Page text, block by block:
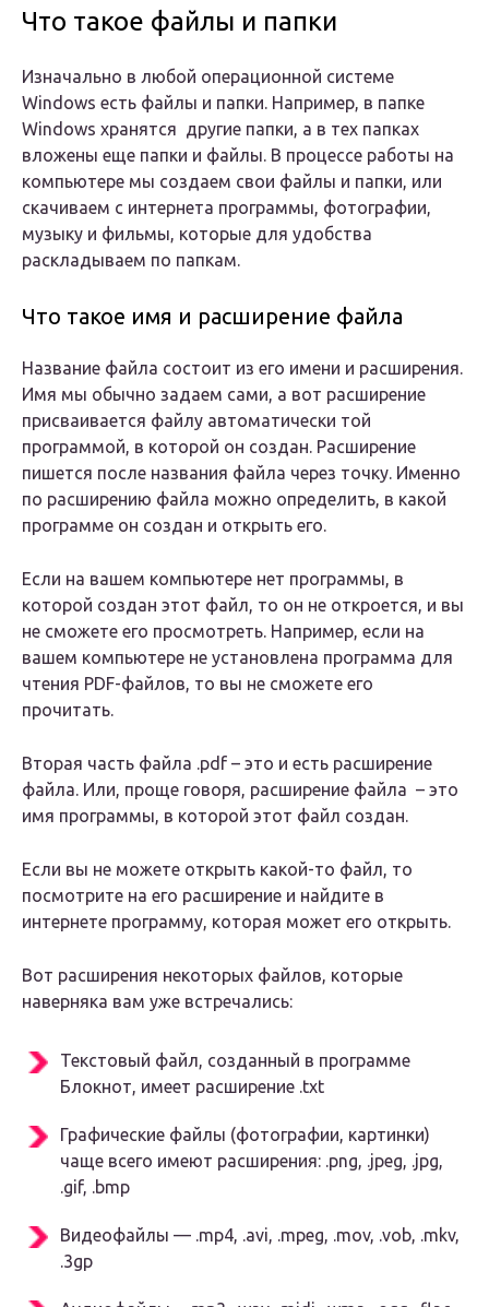
Что такое файлы и папки
Изначально в любой операционной системе
Windows есть файлы и папки. Например, в папке
Windows хранятся другие папки, а в тех папках
вложены еще папки и файлы. В процессе работы на
компьютере мы создаем свои файлы и папки, или
скачиваем с интернета программы, фотографии,
музыку и фильмы, которые для удобства
раскладываем по папкам.
Что такое имя и расширение файла
Название файла состоит из его имени и расширения.
Имя мы обычно задаем сами, а вот расширение
присваивается файлу автоматически той
программой, в которой он создан. Расширение
пишется после названия файла через точку. Именно
по расширению файла можно определить, в какой
программе он создан и открыть его.
Если на вашем компьютере нет программы, в
которой создан этот файл, то он не откроется, и вы
не сможете его просмотреть. Например, если на
вашем компьютере не установлена программа для
чтения PDF-файлов, то вы не сможете его
прочитать.
Вторая часть файла .pdf – это и есть расширение
файла. Или, проще говоря, расширение файла – это
имя программы, в которой этот файл создан.
Если вы не можете открыть какой-то файл, то
посмотрите на его расширение и найдите в
интернете программу, которая может его открыть.
Вот расширения некоторых файлов, которые
наверняка вам уже встречались:
Текстовый файл, созданный в программе
Блокнот, имеет расширение .txt
Графические файлы (фотографии, картинки)
чаще всего имеют расширения: .png, .jpeg, .jpg,
.gif, .bmp
Видеофайлы — .mp4, .avi, .mpeg, .mov, .vob, .mkv,
.3gp